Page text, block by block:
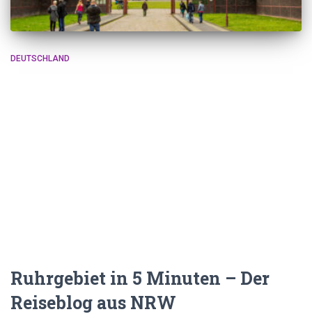
DEUTSCHLAND
Ruhrgebiet in 5 Minuten – Der
Reiseblog aus NRW